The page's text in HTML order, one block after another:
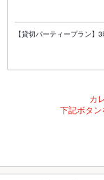
【貸切パーティープラン
カ
下記ボタン